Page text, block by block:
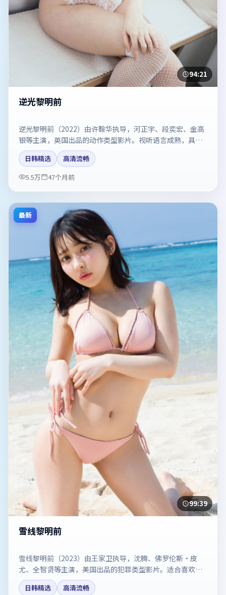
94:21
逆光黎明前
逆光黎明前（2022）由许鞍华执导，河正宇、段奕宏、金高
银等主演，英国出品的动作类型影片。视听语言成熟，具备
院线质感。剧情简介与主创信息可供检索参考，上映日期以
片方资料为准。
日韩精选
高清流畅
5.5万
47个月前
最新
99:39
雪线黎明前
雪线黎明前（2023）由王家卫执导，沈腾、佛罗伦斯·皮
尤、全智贤等主演，美国出品的犯罪类型影片。适合喜欢强
情节与反转的观众。剧情简介与主创信息可供检索参考，上
映日期以片方资料为准。
日韩精选
高清流畅